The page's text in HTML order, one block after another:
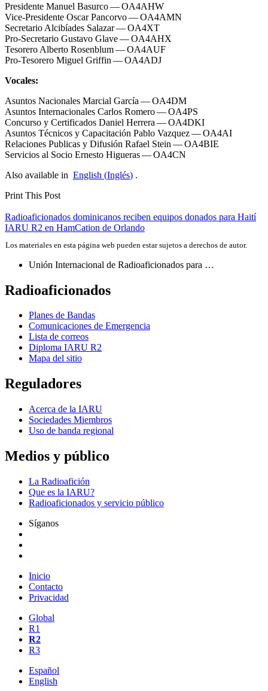
Presidente Manuel Basurco —OA4AHW
Vice-Presidente Oscar Pancorvo —OA4AMN
Secretario Alcibíades Salazar —OA4XT
Pro-Secretario Gustavo Glave —OA4AHX
Tesorero Alberto Rosenblum —OA4AUF
Pro-Tesorero Miguel Griffin —OA4ADJ
Vocales:
Asuntos Nacionales Marcial García —OA4DM
Asuntos Internacionales Carlos Romero —OA4PS
Concurso y Certificados Daniel Herrera —OA4DKI
Asuntos Técnicos y Capacitación Pablo Vazquez —OA4AI
Relaciones Publicas y Difusión Rafael Stein —OA4BIE
Servicios al Socio Ernesto Higueras —OA4CN
Also available in English (Inglés) .
Print This Post
Navegación
de
entradas
Radioaficionados dominicanos reciben equipos donados para Haití
IARU R2 en HamCation de Orlando
Los materiales en esta página web pueden estar sujetos a derechos de autor.
Unión Internacional de Radioaficionados para …
Radioaficionados
Planes de Bandas
Comunicaciones de Emergencia
Lista de correos
Diploma IARU R2
Mapa del sitio
Reguladores
Acerca de la IARU
Sociedades Miembros
Uso de banda regional
Medios y público
La Radioafición
Que es la IARU?
Radioaficionados y servicio público
Síganos
Inicio
Contacto
Privacidad
Global
R1
R2
R3
Español
English